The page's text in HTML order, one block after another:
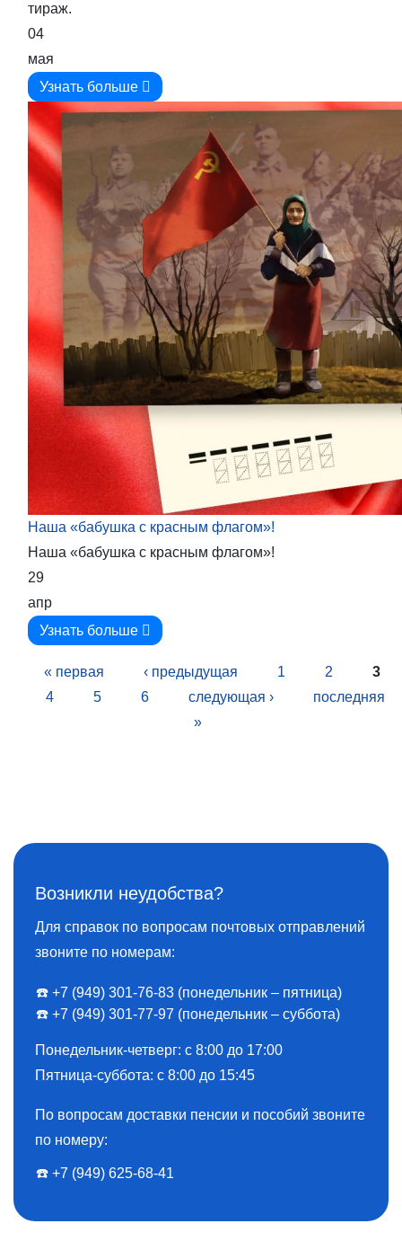
тираж.
04
мая
Узнать больше
Наша «бабушка с красным флагом»!
Наша «бабушка с красным флагом»!
29
апр
Узнать больше
« первая ‹ предыдущая 1 2
3
4
5 6 следующая ›
последняя
»
Возникли неудобства?
Для справок по вопросам почтовых отправлений
звоните по номерам:
☎️ +7 (949) 301-76-83 (понедельник – пятница)
☎️ +7 (949) 301-77-97 (понедельник – суббота)
Понедельник-четверг: с 8:00 до 17:00
Пятница-суббота: с 8:00 до 15:45
По вопросам доставки пенсии и пособий звоните
по номеру:
☎️ ️+7 (949) 625-68-41